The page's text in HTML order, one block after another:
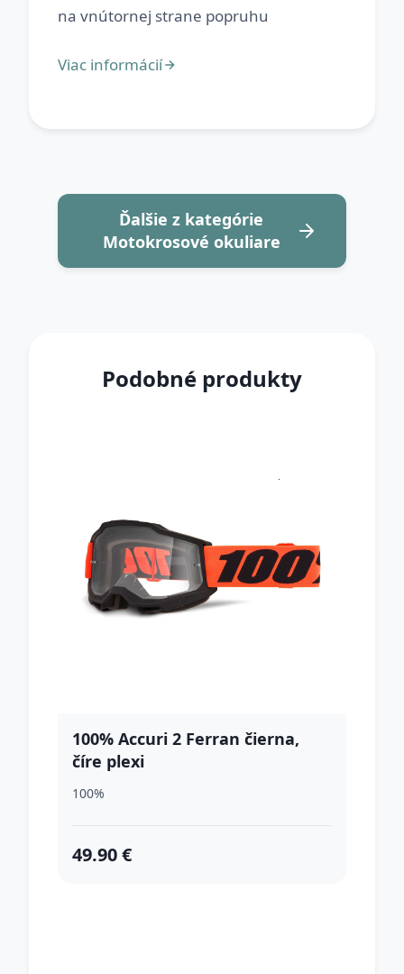
Ďalšie z kategórie
Motokrosové okuliare
Podobné produkty
100% Accuri 2 Ferran čierna,
číre plexi
100%
49.90 €